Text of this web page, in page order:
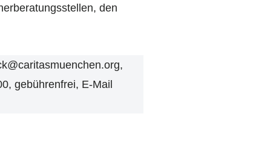
den
gebührenfrei, E-Mail